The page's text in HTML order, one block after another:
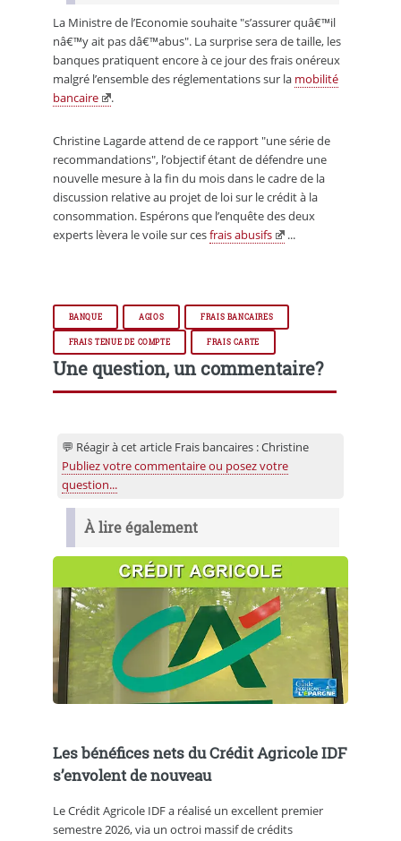
La Ministre de l’Economie souhaite "s’assurer quâ€™il
nâ€™y ait pas dâ€™abus". La surprise sera de taille, les
banques pratiquent encore à ce jour des frais onéreux
malgré l’ensemble des réglementations sur la mobilité
bancaire
.
Christine Lagarde attend de ce rapport "une série de
recommandations", l’objectif étant de défendre une
nouvelle mesure à la fin du mois dans le cadre de la
discussion relative au projet de loi sur le crédit à la
consommation. Espérons que l’enquête des deux
experts lèvera le voile sur cesfrais abusifs ...
BANQUE AGIOS FRAIS BANCAIRES
FRAIS TENUE DE COMPTE FRAIS CARTE
Une question, un commentaire?
💬 Réagir à cet article Frais bancaires : Christine
Publiez votre commentaire ou posez votre
question...
À lire également
Les bénéfices nets du Crédit Agricole IDF
s’envolent de nouveau
Le Crédit Agricole IDF a réalisé un excellent premier
semestre 2026, via un octroi massif de crédits